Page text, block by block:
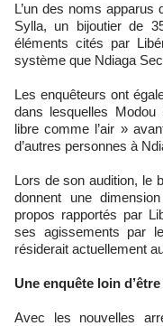
L’un des noms
Sylla, un bijoutier de
éléments cités par
système que Ndiaga
Les enquêteurs ont
dans lesquelles
libre comme l’air »
d’autres personnes à
Lors de son audition, le
donnent une
propos rapportés par
ses agissements par
résiderait actuellement
Une enquête loin
Avec les nouvelles